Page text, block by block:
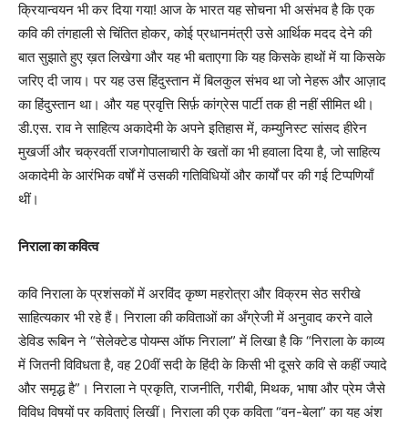
क्रियान्वयन भी कर दिया गया! आज के भारत यह सोचना भी असंभव है कि एक
कवि की तंगहाली से चिंतित होकर, कोई प्रधानमंत्री उसे आर्थिक मदद देने की
बात सुझाते हुए ख़त लिखेगा और यह भी बताएगा कि यह किसके हाथों में या किसके
जरिए दी जाय। पर यह उस हिंदुस्तान में बिलकुल संभव था जो नेहरू और आज़ाद
का हिंदुस्तान था। और यह प्रवृत्ति सिर्फ़ कांग्रेस पार्टी तक ही नहीं सीमित थी।
डी.एस. राव ने साहित्य अकादेमी के अपने इतिहास में, कम्युनिस्ट सांसद हीरेन
मुखर्जी और चक्रवर्ती राजगोपालाचारी के खतों का भी हवाला दिया है, जो साहित्य
अकादेमी के आरंभिक वर्षों में उसकी गतिविधियों और कार्यों पर की गई टिप्पणियाँ
थीं।
निराला का कवित्व
कवि निराला के प्रशंसकों में अरविंद कृष्ण महरोत्रा और विक्रम सेठ सरीखे
साहित्यकार भी रहे हैं। निराला की कविताओं का अँग्रेजी में अनुवाद करने वाले
डेविड रूबिन ने “सेलेक्टेड पोयम्स ऑफ निराला” में लिखा है कि “निराला के काव्य
में जितनी विविधता है, वह 20वीं सदी के हिंदी के किसी भी दूसरे कवि से कहीं ज्यादे
और समृद्ध है”। निराला ने प्रकृति, राजनीति, गरीबी, मिथक, भाषा और प्रेम जैसे
विविध विषयों पर कविताएं लिखीं। निराला की एक कविता “वन-बेला” का यह अंश